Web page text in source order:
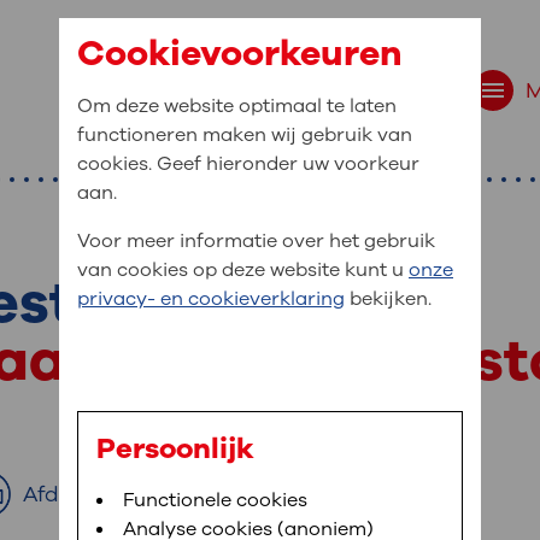
navigatie
bent u naar op
,MijnOLVG,Digitalisering
medische gegevens
In MijnOLVG kunt u uw medische
het u uitkomt. OLVG breidt MijnOLVG
allergie voor
Afdrukken
Cookievoorkeuren
Om deze website optimaal te laten
functioneren maken wij gebruik van
cookies. Geef hieronder uw voorkeur
aan.
Voor meer informatie over het gebruik
van cookies op deze website kunt u onze
privacy- en cookieverklaring bekijken.
Persoonlijk
Functionele cookies
Analyse cookies (anoniem)